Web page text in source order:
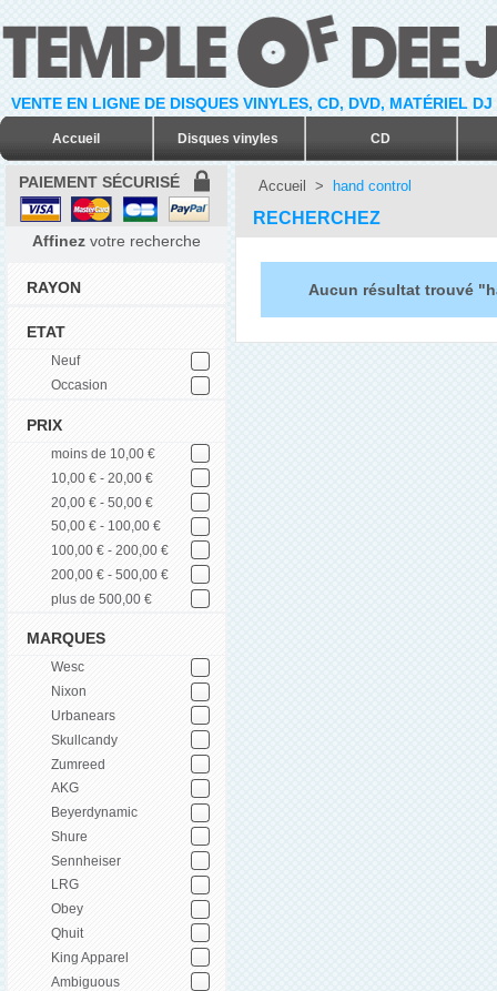
VENTE EN LIGNE DE DISQUES VINYLES, CD, DVD, MATÉRIEL
Accueil Disques vinyles CD
PAIEMENT SÉCURISÉ
Affinez votre recherche
RAYON
ETAT
Neuf
Occasion
PRIX
moins de 10,00 €
10,00 € - 20,00 €
20,00 € - 50,00 €
50,00 € - 100,00 €
100,00 € - 200,00 €
200,00 € - 500,00 €
plus de 500,00 €
MARQUES
Wesc
Nixon
Urbanears
Skullcandy
Zumreed
AKG
Beyerdynamic
Shure
Sennheiser
LRG
Obey
Qhuit
King Apparel
Ambiguous
Accueil > hand control
RECHERCHEZ
Aucun résultat trouvé